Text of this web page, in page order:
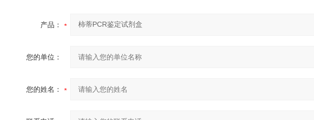
产品：
您的单位：
您的姓名：